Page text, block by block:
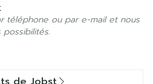
téléphone ou par e-mail et nous